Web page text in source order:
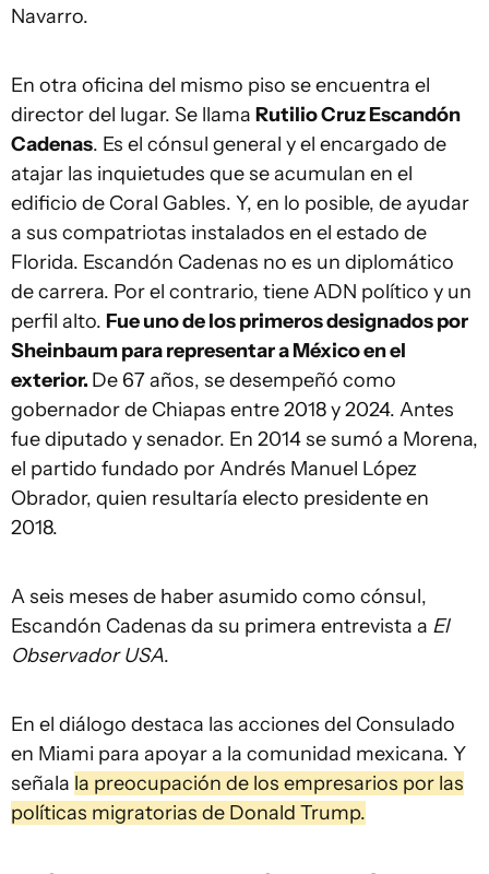
Navarro.
En otra oficina del mismo piso se encuentra el
director del lugar. Se llama Rutilio Cruz Escandón
Cadenas. Es el cónsul general y el encargado de
atajar las inquietudes que se acumulan en el
edificio de Coral Gables. Y, en lo posible, de ayudar
a sus compatriotas instalados en el estado de
Florida. Escandón Cadenas no es un diplomático
de carrera. Por el contrario, tiene ADN político y un
perfil alto. Fue uno de los primeros designados por
Sheinbaum para representar a México en el
exterior. De 67 años, se desempeñó como
gobernador de Chiapas entre 2018 y 2024. Antes
fue diputado y senador. En 2014 se sumó a Morena,
el partido fundado por Andrés Manuel López
Obrador, quien resultaría electo presidente en
2018.
A seis meses de haber asumido como cónsul,
Escandón Cadenas da su primera entrevista a El
Observador USA.
En el diálogo destaca las acciones del Consulado
en Miami para apoyar a la comunidad mexicana. Y
señala la preocupación de los empresarios por las
políticas migratorias de Donald Trump.